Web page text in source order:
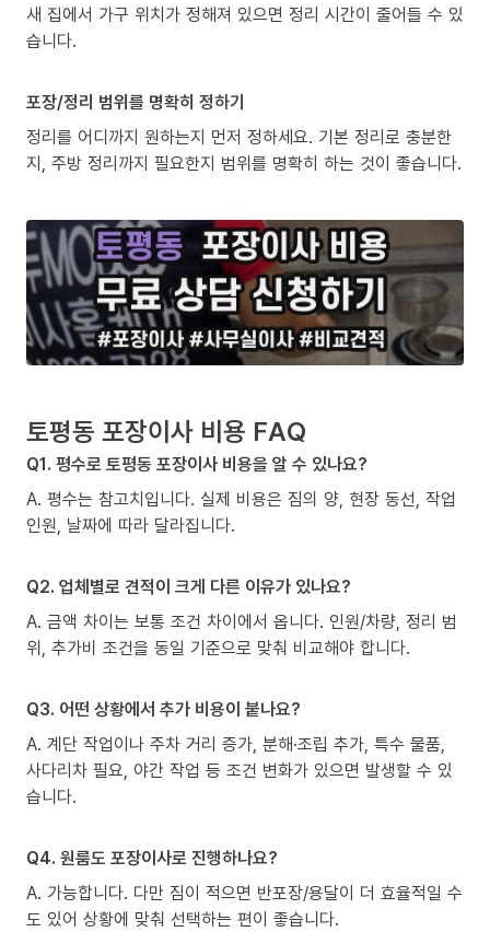
새 집에서 가구 위치가 정해져 있으면 정리 시간이 줄어들 수 있
습니다.
포장/정리 범위를 명확히 정하기
정리를 어디까지 원하는지 먼저 정하세요. 기본 정리로 충분한
지, 주방 정리까지 필요한지 범위를 명확히 하는 것이 좋습니다.
토평동 포장이사 비용 FAQ
Q1. 평수로 토평동 포장이사 비용을 알 수 있나요?
A. 평수는 참고치입니다. 실제 비용은 짐의 양, 현장 동선, 작업
인원, 날짜에 따라 달라집니다.
Q2. 업체별로 견적이 크게 다른 이유가 있나요?
A. 금액 차이는 보통 조건 차이에서 옵니다. 인원/차량, 정리 범
위, 추가비 조건을 동일 기준으로 맞춰 비교해야 합니다.
Q3. 어떤 상황에서 추가 비용이 붙나요?
A. 계단 작업이나 주차 거리 증가, 분해·조립 추가, 특수 물품,
사다리차 필요, 야간 작업 등 조건 변화가 있으면 발생할 수 있
습니다.
Q4. 원룸도 포장이사로 진행하나요?
A. 가능합니다. 다만 짐이 적으면 반포장/용달이 더 효율적일 수
도 있어 상황에 맞춰 선택하는 편이 좋습니다.